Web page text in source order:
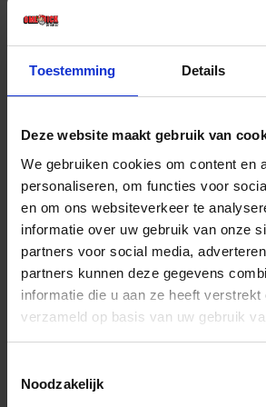
Toestemming Details
Deze website maakt gebruik van
We gebruiken cookies om content en
personaliseren, om functies voor
en om ons websiteverkeer te
informatie over uw gebruik van onze
partners voor social media,
partners kunnen deze gegevens
informatie die u aan ze heeft verstrekt
verzameld op basis van uw gebruik
Noodzakelijk
€ 13,19 incl. BTW
-
Bestel nu!